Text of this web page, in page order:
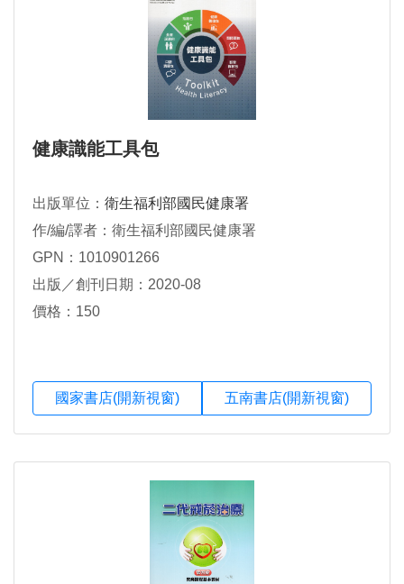
健康識能工具包
出版單位： 衛生福利部國民健康署
作/編/譯者：衛生福利部國民健康署
GPN：1010901266
出版／創刊日期：2020-08
價格：150
國家書店(開新視窗) 五南書店(開新視窗)